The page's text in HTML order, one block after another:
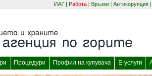
ИАГ | Работа | Връзки | Антикорупция |
Процедури Профил на купувача (отваря се в
Е-услуги